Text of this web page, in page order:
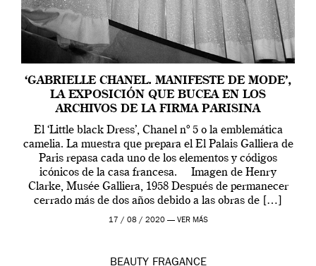
‘GABRIELLE CHANEL. MANIFESTE DE MODE’,
LA EXPOSICIÓN QUE BUCEA EN LOS
ARCHIVOS DE LA FIRMA PARISINA
El ‘Little black Dress’, Chanel nº 5 o la emblemática
camelia. La muestra que prepara el El Palais Galliera de
Paris repasa cada uno de los elementos y códigos
icónicos de la casa francesa. Imagen de Henry
Clarke, Musée Galliera, 1958 Después de permanecer
cerrado más de dos años debido a las obras de […]
17 / 08 / 2020 — VER MÁS
BEAUTY FRAGANCE